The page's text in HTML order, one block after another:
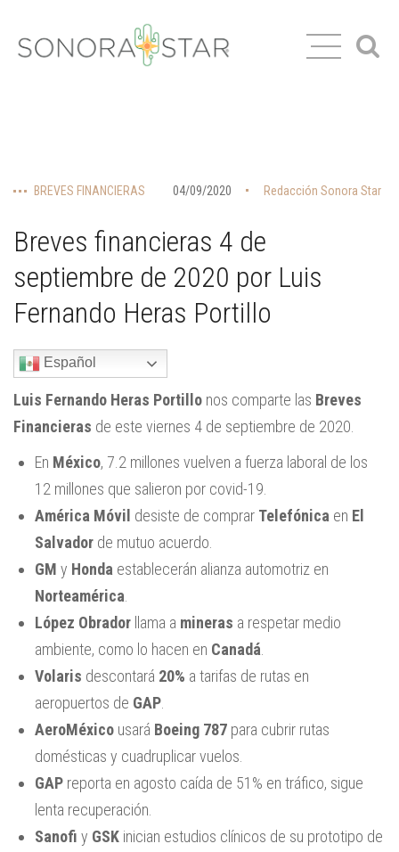
BREVES FINANCIERAS 04/09/2020 Redacción Sonora Star
Breves financieras 4 de
septiembre de 2020 por Luis
Fernando Heras Portillo
Español
Luis Fernando Heras Portillo nos comparte las Breves
Financieras de este viernes 4 de septiembre de 2020.
En México, 7.2 millones vuelven a fuerza laboral de los
12 millones que salieron por covid-19.
América Móvil desiste de comprar Telefónica en El
Salvadorde mutuo acuerdo.
GM y Honda establecerán alianza automotriz en
Norteamérica
López Obradorllama a mineras a respetar medio
ambiente, como lo hacen en Canadá
Volaris descontará 20% a tarifas de rutas en
aeropuertos de GAP.
AeroMéxicousará Boeing 787para cubrir rutas
domésticas y cuadruplicar vuelos.
GAPreporta en agosto caída de 51% en tráfico, sigue
lenta recuperación.
Sanofi y GSKinician estudios clínicos de su prototipo de